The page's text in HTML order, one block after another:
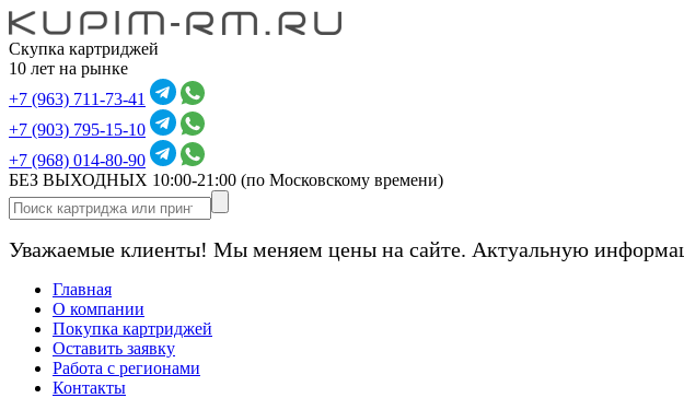
Скупка картриджей
10 лет на рынке
+7 (963) 711-73-41
+7 (903) 795-15-10
+7 (968) 014-80-90
БЕЗ ВЫХОДНЫХ 10:00-21:00 (по Московскому времени)
Уважаемые клиенты! Мы меняем цены на сайте. Актуальную
Главная
О компании
Покупка картриджей
Оставить заявку
Работа с регионами
Контакты